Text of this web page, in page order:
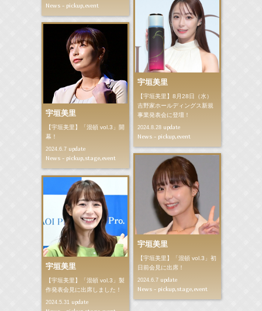
News - pickup,event
宇垣美里
【宇垣美里】8月28日（水）
吉野家ホールディングス新規
事業発表会に登壇！
2024.8.28update
News - pickup,event
宇垣美里
【宇垣美里】「混頓 vol.3」開
幕！
2024.6.7update
News - pickup,stage,event
宇垣美里
【宇垣美里】「混頓 vol.3」初
日前会見に出席！
2024.6.7update
News - pickup,stage,event
宇垣美里
【宇垣美里】「混頓 vol.3」製
作発表会見に出席しました！
2024.5.31 update